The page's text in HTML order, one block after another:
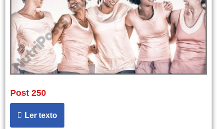
Post 250
Ler texto